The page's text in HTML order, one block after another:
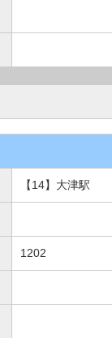
【14】大津駅
1202